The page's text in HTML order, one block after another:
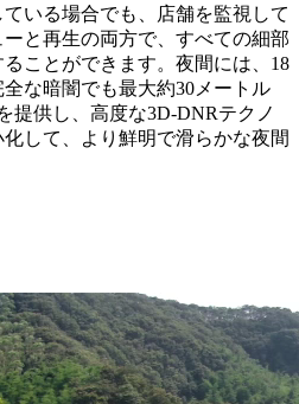
いる場合でも、店舗を監視して
と再生の両方で、すべての細部
ことができます。夜間には、18
な暗闇でも最大約30メートル
提供し、高度な3D-DNRテクノ
して、より鮮明で滑らかな夜間